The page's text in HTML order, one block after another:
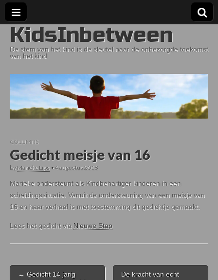
KidsInbetween
De stem van het kind is de sleutel naar de onbezorgde toekomst
van het kind
COLUMNS
Gedicht meisje van 16
byMarieke Lips •4 augustus 2018
Marieke ondersteunt als Kindbehartiger kinderen in een
scheidingssituatie. Vanuit de ondersteuning van een meisje van
16 en haar verhaal is met toestemming dit gedichtje gemaakt.
Lees het gedicht via Nieuwe Stap
Post
navigation
← Gedicht 14 jarig
De kracht van echt